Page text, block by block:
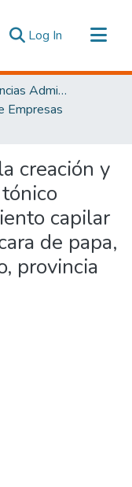
Log In (current)
Facultad de Ciencias Administrativas y Económicas
Empresas
creación y
capilar
de papa,
provincia